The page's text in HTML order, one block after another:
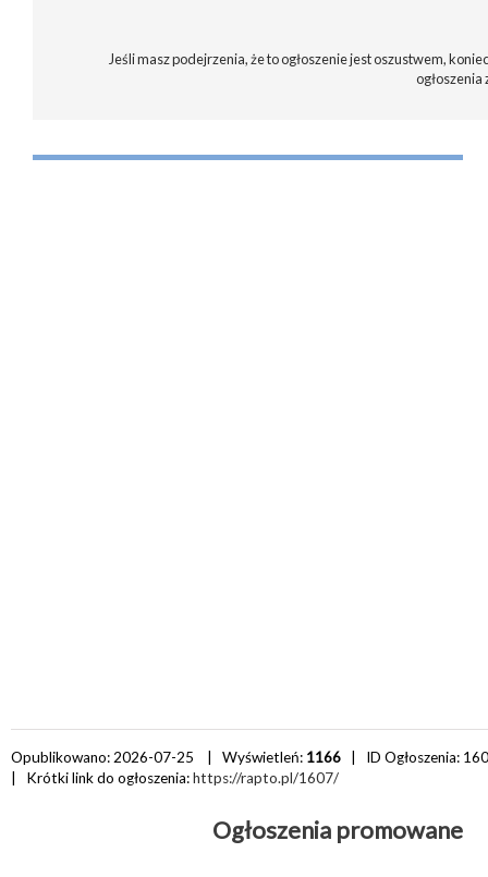
Jeśli masz podejrzenia, że to ogłoszenie jest oszustwem,
Opublikowano: 2026-07-25 | Wyświetleń: 1166 | ID Ogłoszenia:
| Krótki link do ogłoszenia:https://rapto.pl/1607/
Ogłoszenia promowane